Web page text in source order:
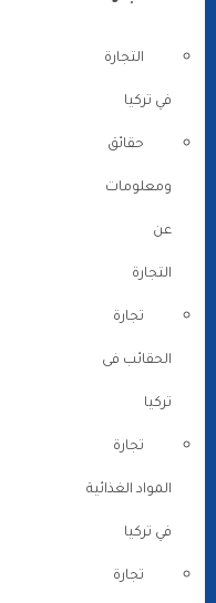
التجارة
في تركيا
حقائق
ومعلومات
عن
التجارة
تجارة
الحقائب فى
تركيا
تجارة
المواد الغذائية
في تركيا
تجارة